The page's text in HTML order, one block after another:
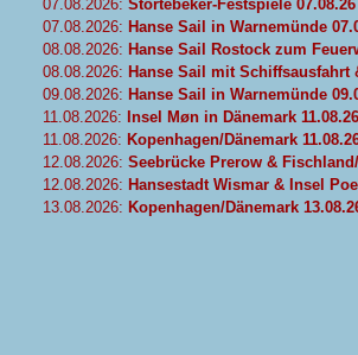
07.08.2026: Störtebeker-Festspiele
07.08.2026: Hanse Sail in Warnemünde
08.08.2026: Hanse Sail Rostock zum
08.08.2026: Hanse Sail mit Schiffsausfahrt
09.08.2026: Hanse Sail in Warnemünde
11.08.2026: Insel Møn in Dänemark 11.08.26
11.08.2026: Kopenhagen/Dänemark
12.08.2026: Seebrücke Prerow &
12.08.2026: Hansestadt Wismar & Insel
13.08.2026: Kopenhagen/Dänemark